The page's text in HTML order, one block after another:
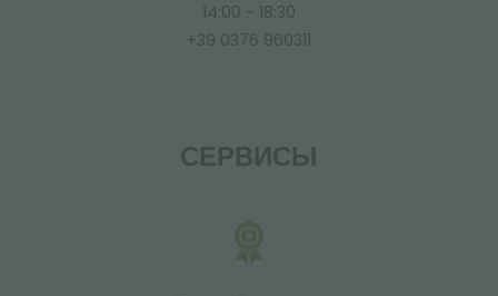
14:00 - 18:30
+39 0376 960311
СЕРВИСЫ